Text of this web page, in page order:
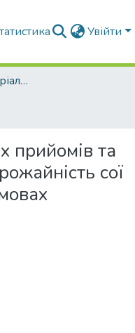
Увійти
Конференції та матеріали конференцій
прийомів та
сої